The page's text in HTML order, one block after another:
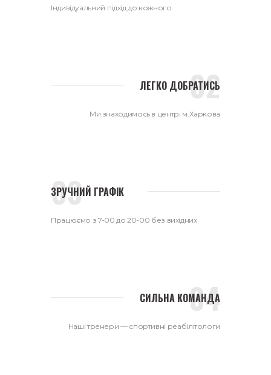
Індивідуальний підхід до кожного.
ЛЕГКО ДОБРАТИСЬ
Ми знаходимось в центрі м.Харкова
ЗРУЧНИЙ ГРАФІК
Працюємо з 7-00 до 20-00 без вихідних
СИЛЬНА КОМАНДА
Наші тренери — спортивні реабілітологи